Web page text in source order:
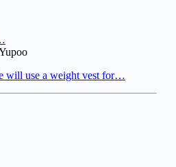
will use a weight vest for…